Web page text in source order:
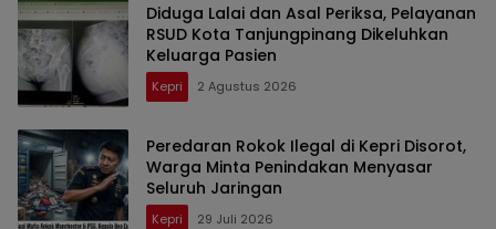
Diduga Lalai dan Asal Periksa, Pelayanan
RSUD Kota Tanjungpinang Dikeluhkan
Keluarga Pasien
Kepri 2 Agustus 2026
Peredaran Rokok Ilegal di Kepri Disorot,
Warga Minta Penindakan Menyasar
Seluruh Jaringan
Kepri 29 Juli 2026